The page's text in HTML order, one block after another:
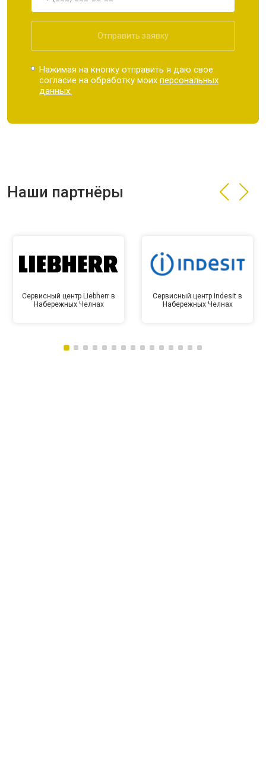
Отправить заявку
Нажимая на кнопку отправить я даю свое
согласие на обработку моихперсональных
данных.
Наши партнёры
Сервисный центр Liebherr в
Набережных Челнах
Сервисный центр Indesit в
Набережных Челнах